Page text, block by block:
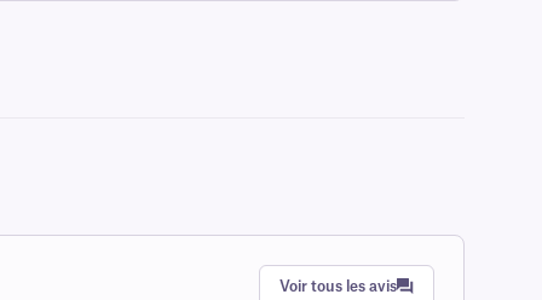
Voir tous les avis